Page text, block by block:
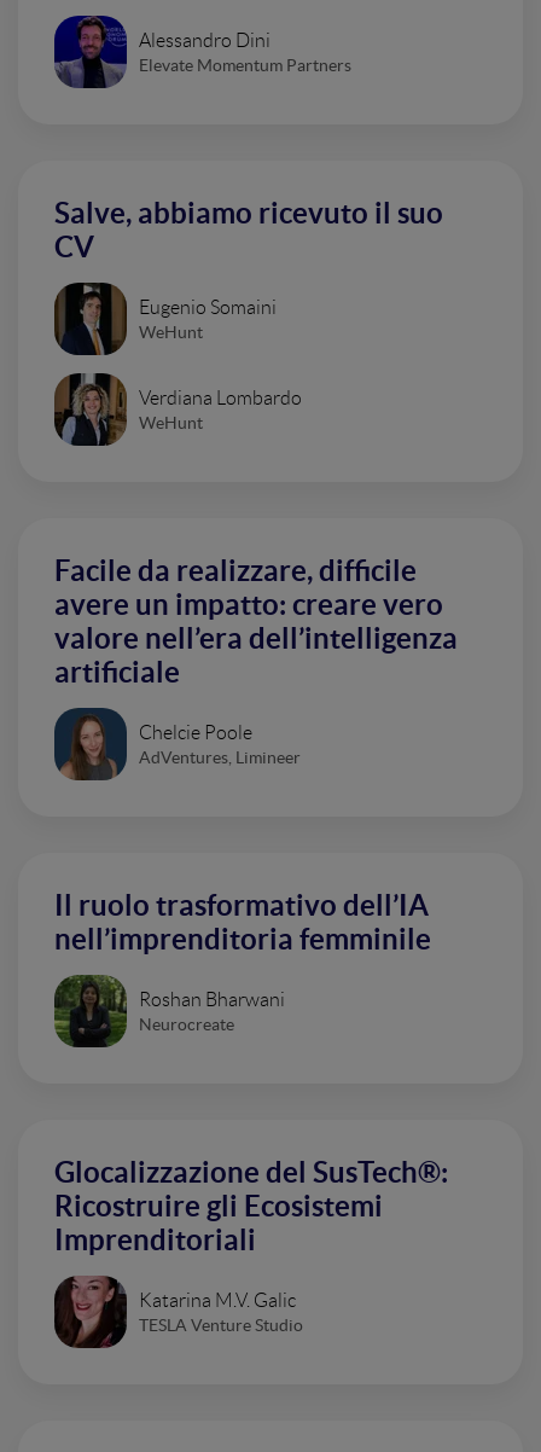
Alessandro Dini
Elevate Momentum Partners
Salve, abbiamo ricevuto il suo
CV
Eugenio Somaini
WeHunt
Verdiana Lombardo
WeHunt
Facile da realizzare, difficile
avere un impatto: creare vero
valore nell’era dell’intelligenza
artificiale
Chelcie Poole
AdVentures, Limineer
Il ruolo trasformativo dell’IA
nell’imprenditoria femminile
Roshan Bharwani
Neurocreate
Glocalizzazione del SusTech®:
Ricostruire gli Ecosistemi
Imprenditoriali
Katarina M.V. Galic
TESLA Venture Studio